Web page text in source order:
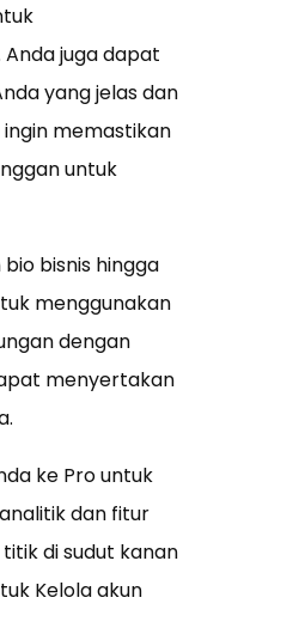
Anda juga dapat
yang jelas dan
memastikan
untuk
bisnis hingga
menggunakan
dengan
menyertakan
ke Pro untuk
dan fitur
di sudut kanan
Kelola akun